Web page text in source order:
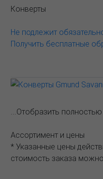
Конверты
Не подлежит
Получить бесплатные
...Отобразить полностью
Ассортимент и цены
* Указанные цены
стоимость заказа